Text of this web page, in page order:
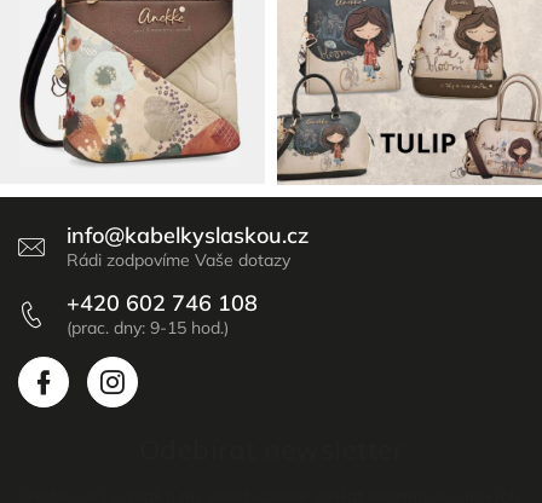
info@kabelkyslaskou.cz
+420 602 746 108